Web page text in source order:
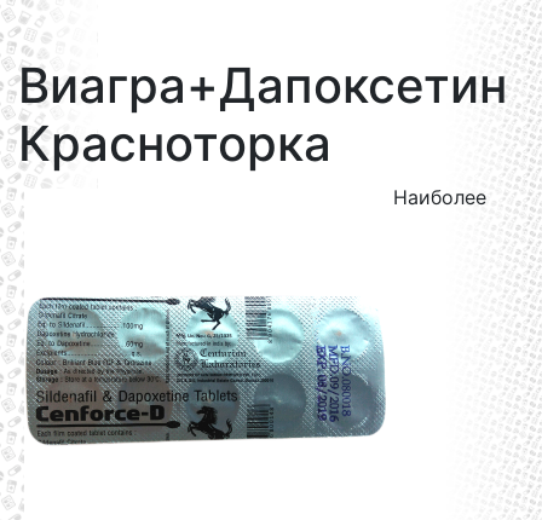
Виагра+Дапоксетин
Красноторка
Наиболее